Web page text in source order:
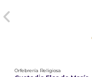
Orfebrería Religiosa